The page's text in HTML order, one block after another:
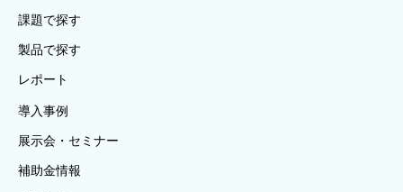
課題で探す
製品で探す
レポート
導入事例
展示会・セミナー
補助金情報